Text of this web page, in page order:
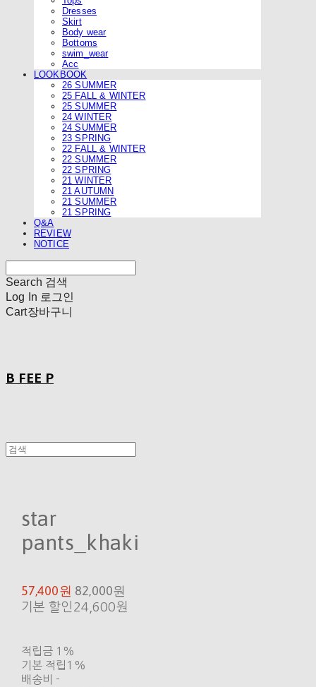
Dresses
Skirt
Body wear
Bottoms
swim_wear
Acc
LOOKBOOK
26 SUMMER
25 FALL & WINTER
25 SUMMER
24 WINTER
24 SUMMER
23 SPRING
22 FALL & WINTER
22 SUMMER
22 SPRING
21 WINTER
21 AUTUMN
21 SUMMER
21 SPRING
Q&A
REVIEW
NOTICE
Search 검색
Log In 로그인
Cart장바구니
B FEE P
star
pants_khaki
57,400원 82,000원
기본 할인 24,600원
적립금 1%
기본 적립 1%
배송비 -